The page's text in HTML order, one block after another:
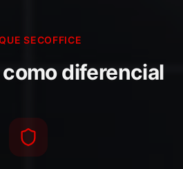
SECOFFICE
diferencial